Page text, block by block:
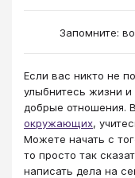
Запомните:
Если вас никто не
улыбнитесь жизни
добрые отношения.
окружающих,
Можете начать с
то просто так
написать дела на